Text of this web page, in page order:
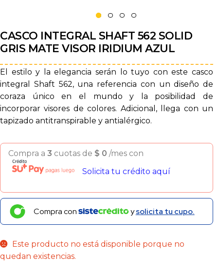
CASCO INTEGRAL SHAFT 562 SOLID
GRIS MATE VISOR IRIDIUM AZUL
El estilo y la elegancia serán lo tuyo con este casco
integral Shaft 562, una referencia con un diseño de
coraza único en el mundo y la posibilidad de
incorporar visores de colores. Adicional, llega con un
tapizado antitranspirable y antialérgico.
Compra a 3 cuotas de $ 0 /mes con
Solicita tu crédito aquí
Compra con ysolicita tu cupo.
Este producto no está disponible porque no
quedan existencias.